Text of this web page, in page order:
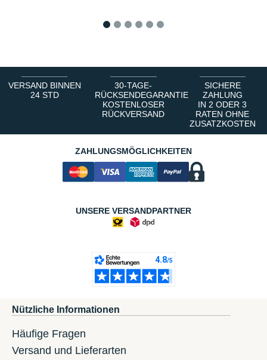
VERSAND BINNEN
24 STD
30-TAGE-
RÜCKSENDEGARANTIE
KOSTENLOSER
RÜCKVERSAND
SICHERE
ZAHLUNG
IN 2 ODER 3
RATEN OHNE
ZUSATZKOSTEN
ZAHLUNGSMÖGLICHKEITEN
UNSERE VERSANDPARTNER
Nützliche Informationen
Häufige Fragen
Versand und Lieferarten